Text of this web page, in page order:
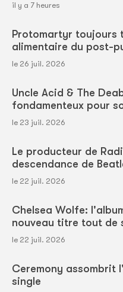
il y a 7 heures
Protomartyr toujours
alimentaire du post-
le 26 juil. 2026
Uncle Acid & The
fondamenteux pour
le 23 juil. 2026
Le producteur de
descendance de
le 22 juil. 2026
Chelsea Wolfe:
nouveau titre tout de
le 22 juil. 2026
Ceremony assombrit
single